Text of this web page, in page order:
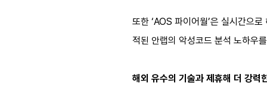
또한 ‘AOS 파이어월’은 실시간으
적된 안랩의 악성코드 분석 노하우
해외 유수의 기술과 제휴해 더 강력